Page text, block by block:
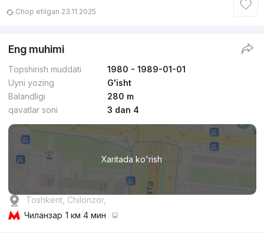
Chop etilgan 23.11.2025
Eng muhimi
Topshirish muddati
1980 - 1989-01-01
Uyni yozing
G'isht
Balandligi
280 m
qavatlar soni
3 dan 4
Xaritada ko'rish
Toshkent, Chilonzor,
Чиланзар 1 км 4 мин